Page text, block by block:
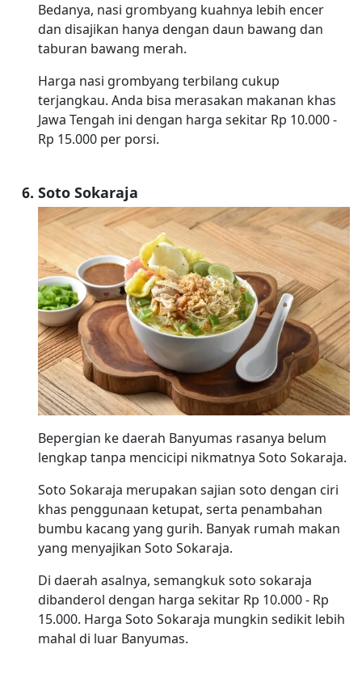
Bedanya, nasi grombyang kuahnya lebih encer
dan disajikan hanya dengan daun bawang dan
taburan bawang merah.
Harga nasi grombyang terbilang cukup
terjangkau. Anda bisa merasakan makanan khas
Jawa Tengah ini dengan harga sekitar Rp 10.000 -
Rp 15.000 per porsi.
Soto Sokaraja
Bepergian ke daerah Banyumas rasanya belum
lengkap tanpa mencicipi nikmatnya Soto Sokaraja.
Soto Sokaraja merupakan sajian soto dengan ciri
khas penggunaan ketupat, serta penambahan
bumbu kacang yang gurih. Banyak rumah makan
yang menyajikan Soto Sokaraja.
Di daerah asalnya, semangkuk soto sokaraja
dibanderol dengan harga sekitar Rp 10.000 - Rp
15.000. Harga Soto Sokaraja mungkin sedikit lebih
mahal di luar Banyumas.